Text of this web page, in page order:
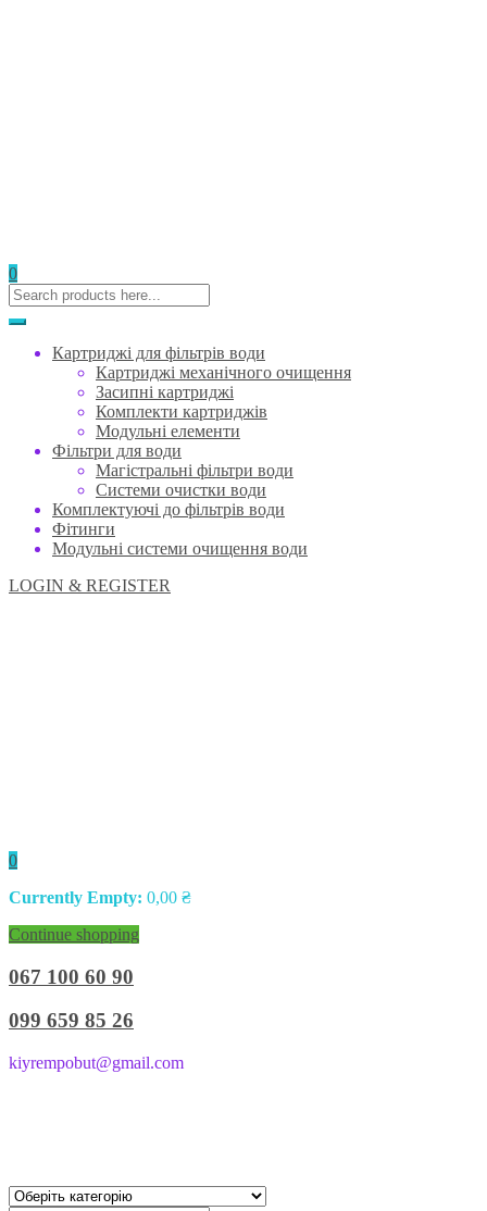
0
Картриджі для фільтрів води
Картриджі механічного очищення
Засипні картриджі
Комплекти картриджів
Модульні елементи
Фільтри для води
Магістральні фільтри води
Системи очистки води
Комплектуючі до фільтрів води
Фітинги
Модульні системи очищення води
LOGIN & REGISTER
0
Currently Empty: 0,00 ₴
Continue shopping
067 100 60 90
099 659 85 26
kiyrempobut@gmail.com